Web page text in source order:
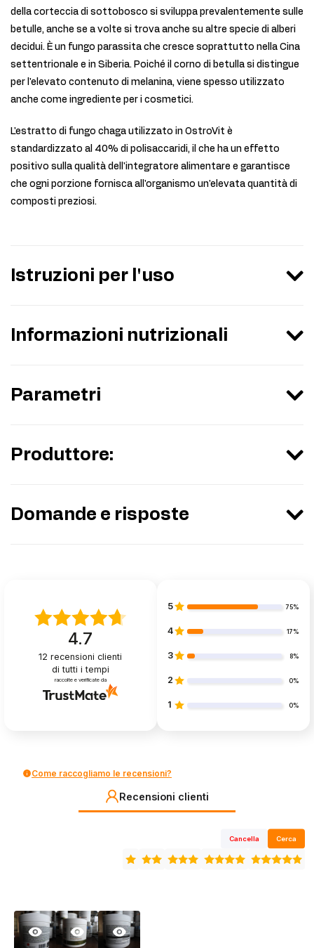
della corteccia di sottobosco si sviluppa prevalentemente sulle
betulle, anche se a volte si trova anche su altre specie di alberi
decidui. È un fungo parassita che cresce soprattutto nella Cina
settentrionale e in Siberia. Poiché il corno di betulla si distingue
per l'elevato contenuto di melanina, viene spesso utilizzato
anche come ingrediente per i cosmetici.
L'estratto di fungo chaga utilizzato in OstroVit è
standardizzato al 40% di polisaccaridi, il che ha un effetto
positivo sulla qualità dell'integratore alimentare e garantisce
che ogni porzione fornisca all'organismo un'elevata quantità di
composti preziosi.
Istruzioni per l'uso
Informazioni nutrizionali
Parametri
Produttore:
Domande e risposte
4.7
12 recensioni clienti
di tutti i tempi
raccolte e verificate da
5 75%
4 17%
3 8%
2 0%
1 0%
Come raccogliamo le recensioni?
Recensioni clienti
Cancella Cerca